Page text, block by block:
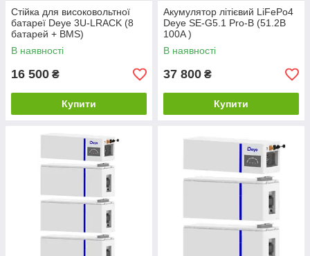
Стійка для високовольтної
батареї Deye 3U-LRACK (8
батарей + BMS)
В наявності
16 500 ₴
Купити
Акумулятор літієвий LiFePo4
Deye SE-G5.1 Pro-B (51.2В
100A )
В наявності
37 800 ₴
Купити